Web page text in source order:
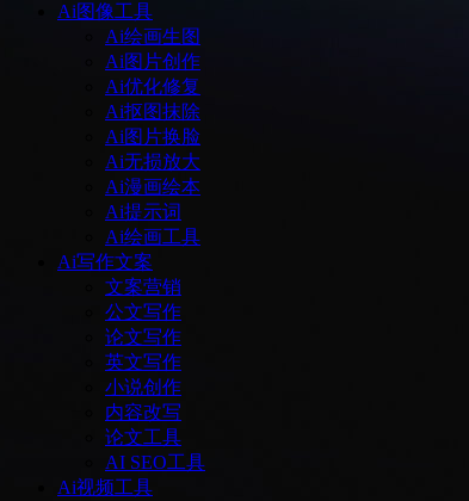
Ai图像工具
Ai绘画生图
Ai图片创作
Ai优化修复
Ai抠图抹除
Ai图片换脸
Ai无损放大
Ai漫画绘本
Ai提示词
Ai绘画工具
Ai写作文案
文案营销
公文写作
论文写作
英文写作
小说创作
内容改写
论文工具
AI SEO工具
Ai视频工具